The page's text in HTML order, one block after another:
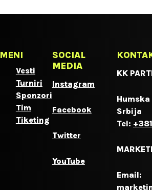
MENI
Vesti
Turniri
Sponzori
Tim
Tiketing
SOCIAL
MEDIA
Instagram
Facebook
Twitter
YouTube
KK
Humska
Srbija
Tel:
Email: